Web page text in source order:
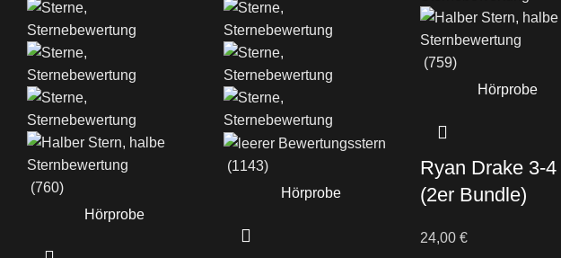
(760)
Hörprobe
(1143)
Hörprobe
(759)
Hörprobe
Ryan Drake 3-4
(2er Bundle)
24,00 €